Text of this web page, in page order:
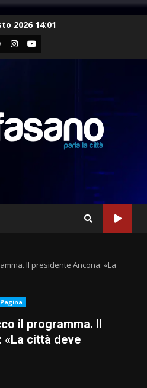
2026 14:01
Instagram
Youtube
Il presidente Ancona: «La
il programma. Il
«La città deve